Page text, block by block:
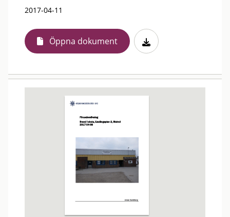
2017-04-11
Öppna dokument